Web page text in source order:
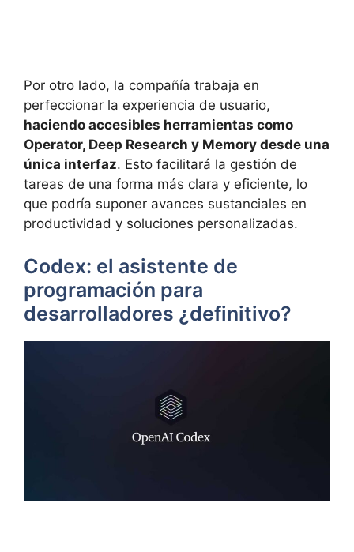
Por otro lado, la compañía trabaja en
perfeccionar la experiencia de usuario,
haciendo accesibles herramientas como
Operator, Deep Research y Memory desde una
única interfaz. Esto facilitará la gestión de
tareas de una forma más clara y eficiente, lo
que podría suponer avances sustanciales en
productividad y soluciones personalizadas.
Codex: el asistente de
programación para
desarrolladores ¿definitivo?